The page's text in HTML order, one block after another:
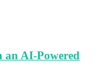
an AI-Powered